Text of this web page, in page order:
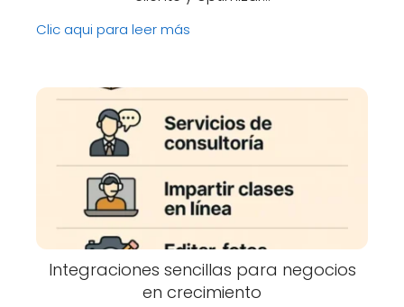
Clic aqui para leer más
Integraciones sencillas para negocios
en crecimiento